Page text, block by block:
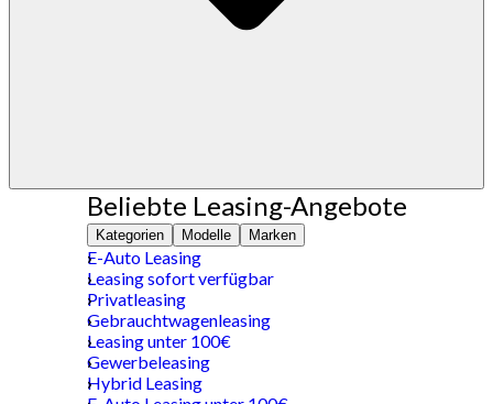
Beliebte Leasing-Angebote
Kategorien Modelle Marken
E-Auto Leasing
Leasing sofort verfügbar
Privatleasing
Gebrauchtwagenleasing
Leasing unter 100€
Gewerbeleasing
Hybrid Leasing